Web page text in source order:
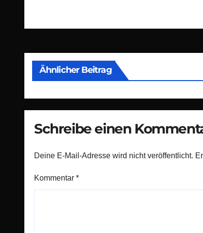
Ähnlicher Beitrag
Schreibe einen
Deine E-Mail-Adresse wird nicht veröffentlicht.
Kommentar *